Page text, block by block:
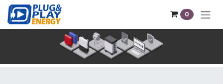
Pular para o conteúdo
0